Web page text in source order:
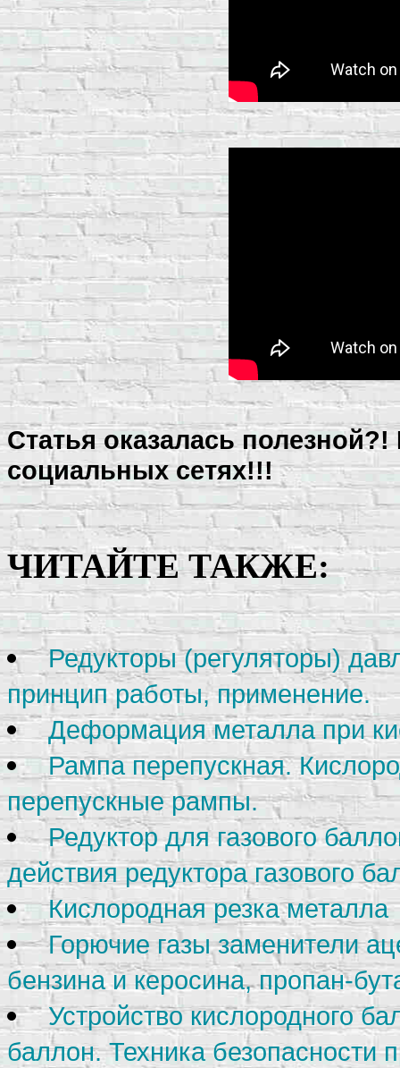
Статья оказалась
социальных сетях!!!
ЧИТАЙТЕ ТАКЖЕ:
Редукторы (регуляторы)
принцип работы, применение.
Деформация металла при
Рампа перепускная.
перепускные рампы.
Редуктор для газового
действия редуктора газового
Кислородная резка металла
Горючие газы заменители
бензина и керосина, пропан-
Устройство кислородного
баллон. Техника безопасности